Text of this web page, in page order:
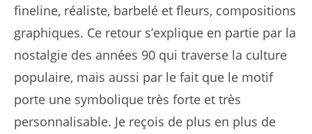
fineline, réaliste, barbelé et fleurs, compositions
graphiques. Ce retour s’explique en partie par la
nostalgie des années 90 qui traverse la culture
populaire, mais aussi par le fait que le motif
porte une symbolique très forte et très
personnalisable. Je reçois de plus en plus de